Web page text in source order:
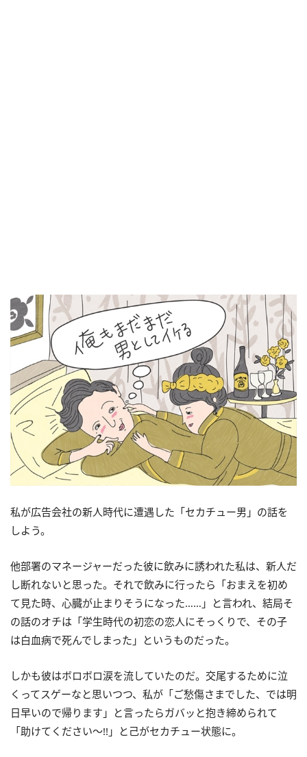
私が広告会社の新人時代に遭遇した「セカチュー男」の話を
しよう。
他部署のマネージャーだった彼に飲みに誘われた私は、新人だ
し断れないと思った。それで飲みに行ったら「おまえを初め
て見た時、心臓が止まりそうになった……」と言われ、結局そ
の話のオチは「学生時代の初恋の恋人にそっくりで、その子
は白血病で死んでしまった」というものだった。
しかも彼はボロボロ涙を流していたのだ。交尾するために泣
くってスゲーなと思いつつ、私が「ご愁傷さまでした、では明
日早いので帰ります」と言ったらガバッと抱き締められて
「助けてください～!!」と己がセカチュー状態に。